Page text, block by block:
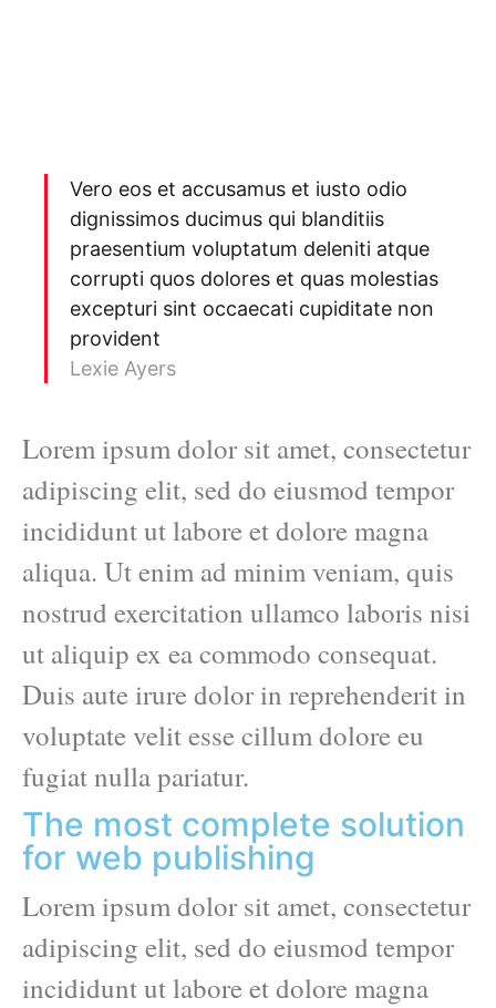
Vero eos et accusamus et iusto odio
dignissimos ducimus qui blanditiis
praesentium voluptatum deleniti atque
corrupti quos dolores et quas molestias
excepturi sint occaecati cupiditate non
provident
Lexie Ayers
Lorem ipsum dolor sit amet, consectetur
adipiscing elit, sed do eiusmod tempor
incididunt ut labore et dolore magna
aliqua. Ut enim ad minim veniam, quis
nostrud exercitation ullamco laboris nisi
ut aliquip ex ea commodo consequat.
Duis aute irure dolor in reprehenderit in
voluptate velit esse cillum dolore eu
fugiat nulla pariatur.
The most complete solution
for web publishing
Lorem ipsum dolor sit amet, consectetur
adipiscing elit, sed do eiusmod tempor
incididunt ut labore et dolore magna